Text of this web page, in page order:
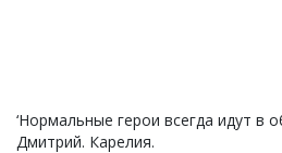
‘Нормальные герои всегда идут в
Дмитрий. Карелия.